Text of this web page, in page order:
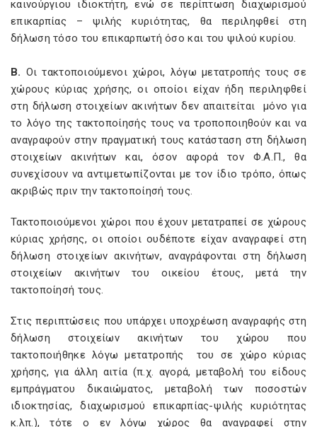
καινούργιου ιδιοκτήτη, ενώ σε περίπτωση διαχωρισμού
επικαρπίας – ψιλής κυριότητας, θα περιληφθεί στη
δήλωση τόσο του επικαρπωτή όσο και του ψιλού κυρίου.
Β. Οι τακτοποιούμενοι χώροι, λόγω μετατροπής τους σε
χώρους κύριας χρήσης, οι οποίοι είχαν ήδη περιληφθεί
στη δήλωση στοιχείων ακινήτων δεν απαιτείται μόνο για
το λόγο της τακτοποίησής τους να τροποποιηθούν και να
αναγραφούν στην πραγματική τους κατάσταση στη δήλωση
στοιχείων ακινήτων και, όσον αφορά τον Φ.Α.Π., θα
συνεχίσουν να αντιμετωπίζονται με τον ίδιο τρόπο, όπως
ακριβώς πριν την τακτοποίησή τους.
Τακτοποιούμενοι χώροι που έχουν μετατραπεί σε χώρους
κύριας χρήσης, οι οποίοι ουδέποτε είχαν αναγραφεί στη
δήλωση στοιχείων ακινήτων, αναγράφονται στη δήλωση
στοιχείων ακινήτων του οικείου έτους, μετά την
τακτοποίησή τους.
Στις περιπτώσεις που υπάρχει υποχρέωση αναγραφής στη
δήλωση στοιχείων ακινήτων του χώρου που
τακτοποιήθηκε λόγω μετατροπής του σε χώρο κύριας
χρήσης, για άλλη αιτία (π.χ. αγορά, μεταβολή του είδους
εμπράγματου δικαιώματος, μεταβολή των ποσοστών
ιδιοκτησίας, διαχωρισμού επικαρπίας-ψιλής κυριότητας
κ.λπ.), τότε ο εν λόγω χώρος θα αναγραφεί στην